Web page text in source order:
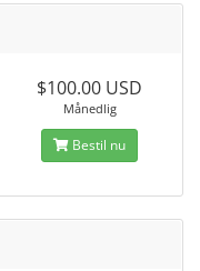
$100.00 USD
Månedlig
Bestil nu